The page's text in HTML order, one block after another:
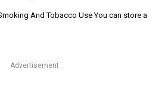
And Tobacco Use You can store a
Advertisement